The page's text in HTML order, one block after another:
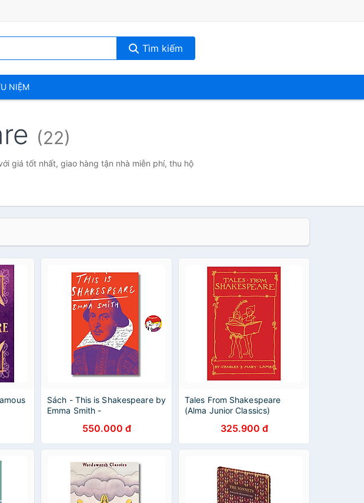
Tìm kiếm
NIỆM
(22)
giá tốt nhất, giao hàng tận nhà miễn phí, thu hộ
Sách - This is Shakespeare by
Emma Smith -
in English - Bìa Cứng
550.000 đ
Tales From Shakespeare
(Alma Junior Classics)
325.900 đ